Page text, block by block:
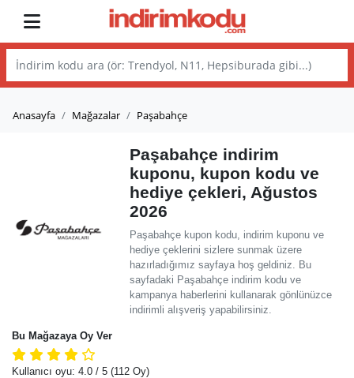
Anasayfa Mağazalar Paşabahçe
Bu Mağazaya Oy Ver
Kullanıcı oyu: 4.0 / 5 (112 Oy)
Paşabahçe indirim
kuponu, kupon kodu ve
hediye çekleri, Ağustos
2026
Paşabahçe kupon kodu, indirim kuponu ve
hediye çeklerini sizlere sunmak üzere
hazırladığımız sayfaya hoş geldiniz. Bu
sayfadaki Paşabahçe indirim kodu ve
kampanya haberlerini kullanarak gönlünüzce
indirimli alışveriş yapabilirsiniz.